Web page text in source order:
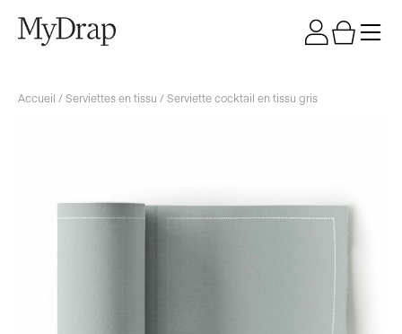
Accueil /Serviettes en tissu / Serviette cocktail en tissu gris